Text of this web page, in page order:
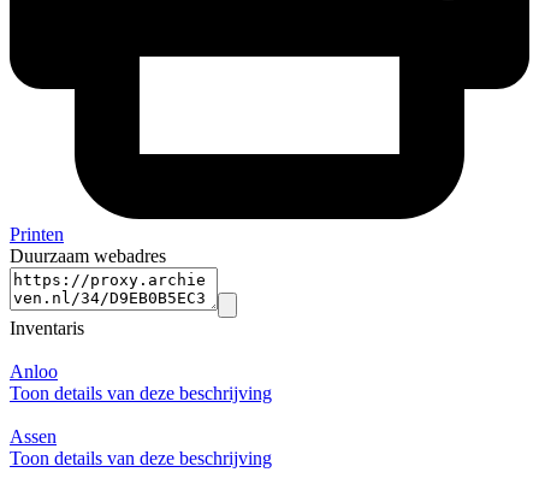
Printen
Duurzaam webadres
Inventaris
Anloo
Toon details van deze beschrijving
Assen
Toon details van deze beschrijving